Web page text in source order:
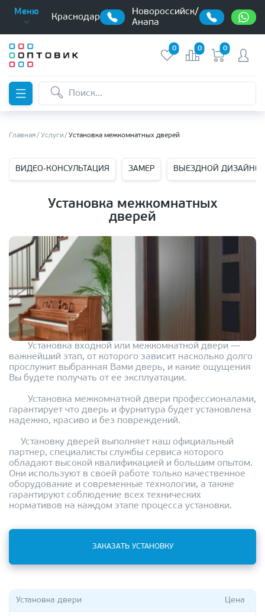
Меню
Краснодар
Новороссийск/
Анапа
0 0 0
Главная Услуги Установка межкомнатных дверей
ВИДЕО-КОНСУЛЬТАЦИЯ ЗАМЕР ВЫЕЗДНОЙ ДИЗАЙНЕР
Установка межкомнатных
дверей
Установка входной или межкомнатной двери —
важнейший этап, от которого зависит насколько долго
прослужит выбранная Вами дверь, и какие ощущения
Вы будете получать от ее эксплуатации.
Установка межкомнатной двери профессионалами,
гарантирует что дверь и фурнитура будет установлена
надежно, красиво и без повреждений.
Установку дверей выполняет наш официальный
партнер, специалисты службы сервиса которого
обладают высокой квалификацией и большим опытом.
Они используют в своей работе только качественное
оборудование и современные технологии, а также
гарантируют соблюдение всех технических
нормативов на каждом этапе процесса установки.
ЗАКАЗАТЬ УСТАНОВКУ
Установка двери Цена